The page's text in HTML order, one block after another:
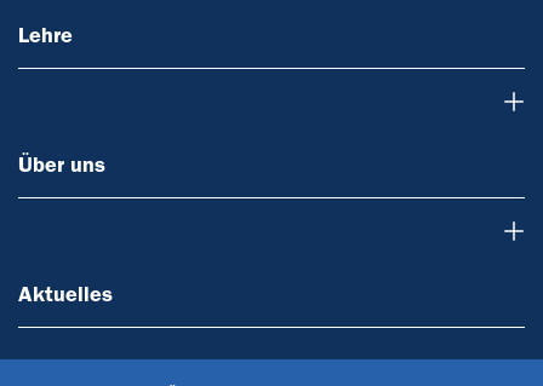
Lehre
Über uns
Aktuelles